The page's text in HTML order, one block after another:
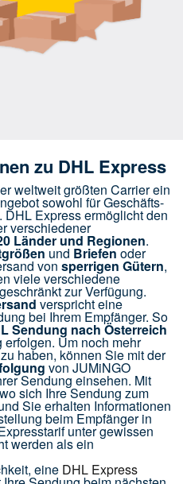
zu DHL Express
weltweit größten Carrier ein
sowohl für Geschäfts-
Express ermöglicht den
verschiedener
Länder und Regionen.
und Briefen oder
von sperrigen Gütern,
viele verschiedene
zur Verfügung.
verspricht eine
bei Ihrem Empfänger. So
Sendung nach Österreich
Um noch mehr
haben, können Sie mit der
von JUMiNGO
Sendung einsehen. Mit
sich Ihre Sendung zum
Sie erhalten Informationen
beim Empfänger in
unter gewissen
werden als ein
eine DHL Express